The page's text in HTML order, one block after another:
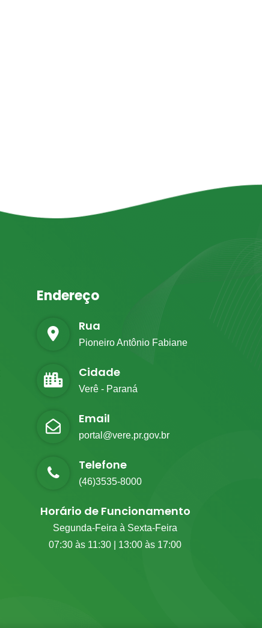
Endereço
Rua
Pioneiro Antônio Fabiane
Cidade
Verê - Paraná
Email
portal@vere.pr.gov.br
Telefone
(46)3535-8000
Horário de Funcionamento
Segunda-Feira à Sexta-Feira
07:30 às 11:30 | 13:00 às 17:00